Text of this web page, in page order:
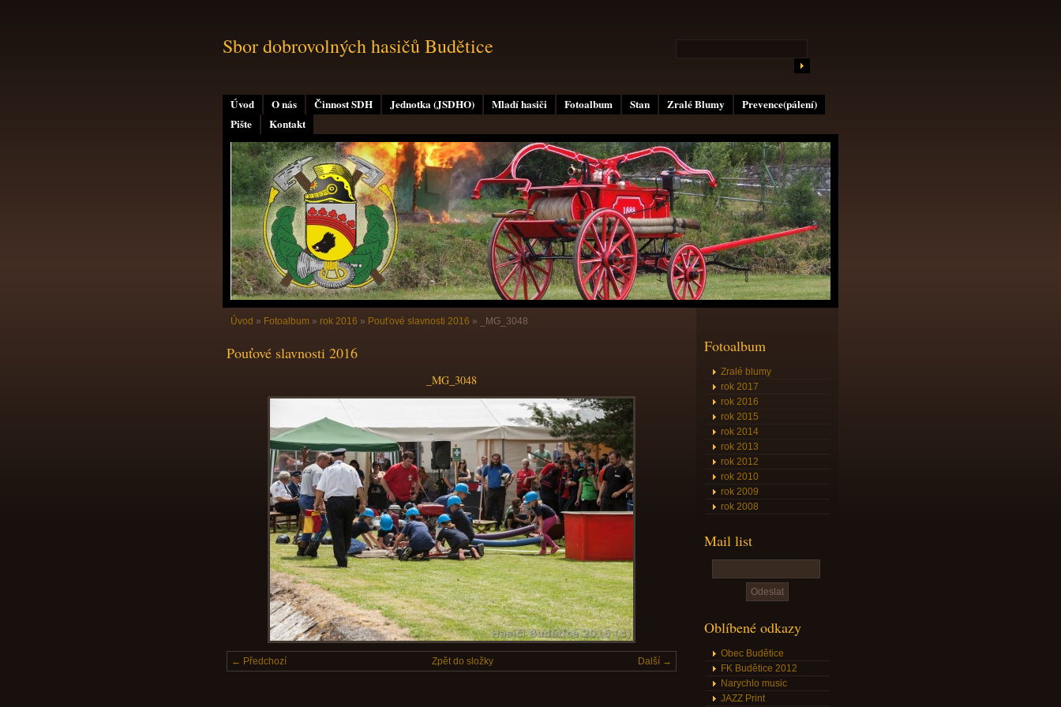
Úvod O nás Činnost SDH Jednotka (JSDHO) Mladí hasiči Fotoalbum Stan Zralé Blumy
Prevence(pálení)
Pište
Kontakt
Sbor dobrovolných hasičů Budětice
Fotoalbum
Zralé blumy
rok 2017
rok 2016
rok 2015
rok 2014
rok 2013
rok 2012
rok 2010
rok 2009
rok 2008
Mail list
Oblíbené odkazy
Obec Budětice
FK Budětice 2012
Narychlo music
JAZZ Print
Úvod » Fotoalbum » rok 2016 » Pouťové slavnosti 2016 » _MG_3048
Pouťové slavnosti 2016
_MG_3048
← Předchozí Další →
Zpět do složky